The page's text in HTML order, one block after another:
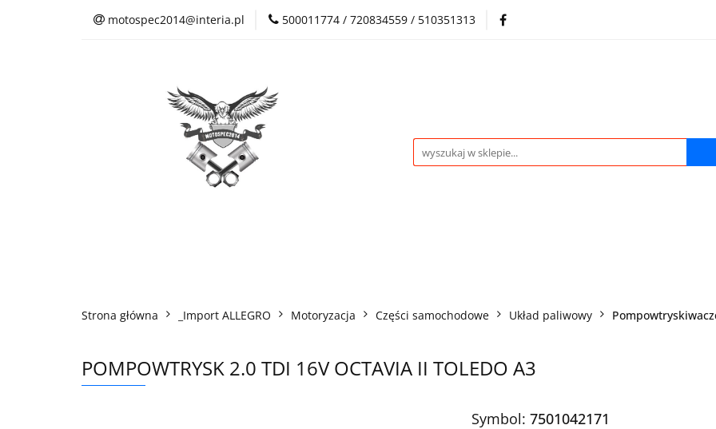
motospec2014@interia.pl 500011774 / 720834559 / 510351313
Sklep Auto Części Regulamin sklepu
Kontakt
Strona główna _Import ALLEGRO Motoryzacja Części samochodowe Układ paliwowy
POMPOWTRYSK 2.0 TDI 16V OCTAVIA II TOLEDO A3
Symbol: 7501042171